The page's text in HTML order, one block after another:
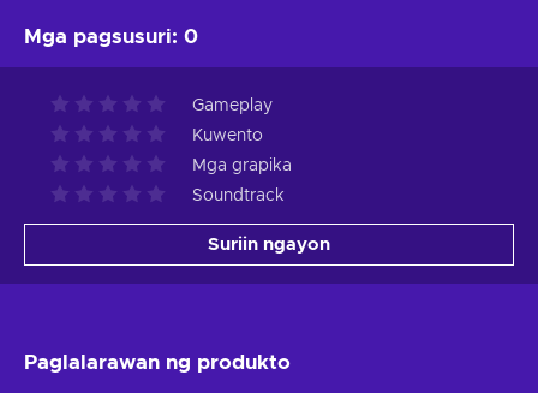
Mga pagsusuri: 0
Gameplay
Kuwento
Mga grapika
Soundtrack
Suriin ngayon
Paglalarawan ng produkto